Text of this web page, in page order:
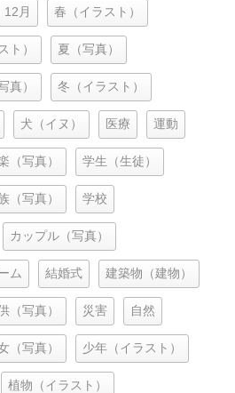
12月 春（イラスト）
ト） 夏（写真）
真） 冬（イラスト）
犬（イヌ） 医療 運動
（写真） 学生（生徒）
（写真） 学校
カップル（写真）
ム 結婚式 建築物（建物）
（写真） 災害 自然
（写真） 少年（イラスト）
植物（イラスト）